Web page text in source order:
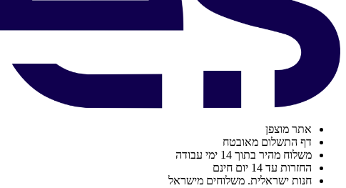
אתר מוצפן
דף התשלום מאובטח
משלוח מהיר בתוך 14 ימי עבודה
החזרות עד 14 יום חינם
חנות ישראלית. משלוחים מישראל